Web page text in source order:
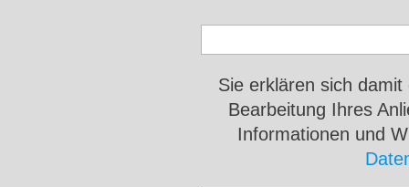
Sie erklären sich
Bearbeitung Ihres
Informationen und